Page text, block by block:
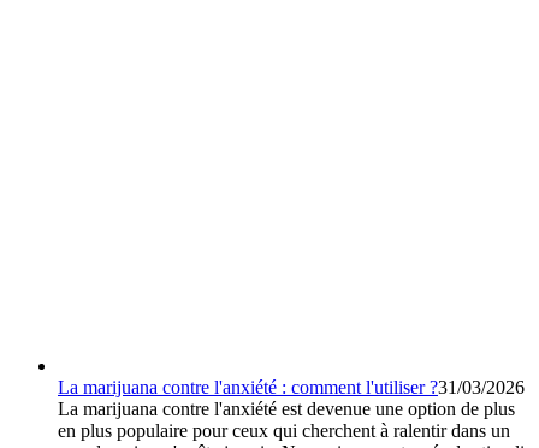
La marijuana contre l'anxiété : comment l'utiliser ?31/03/2026
La marijuana contre l'anxiété est devenue une option de plus
en plus populaire pour ceux qui cherchent à ralentir dans un